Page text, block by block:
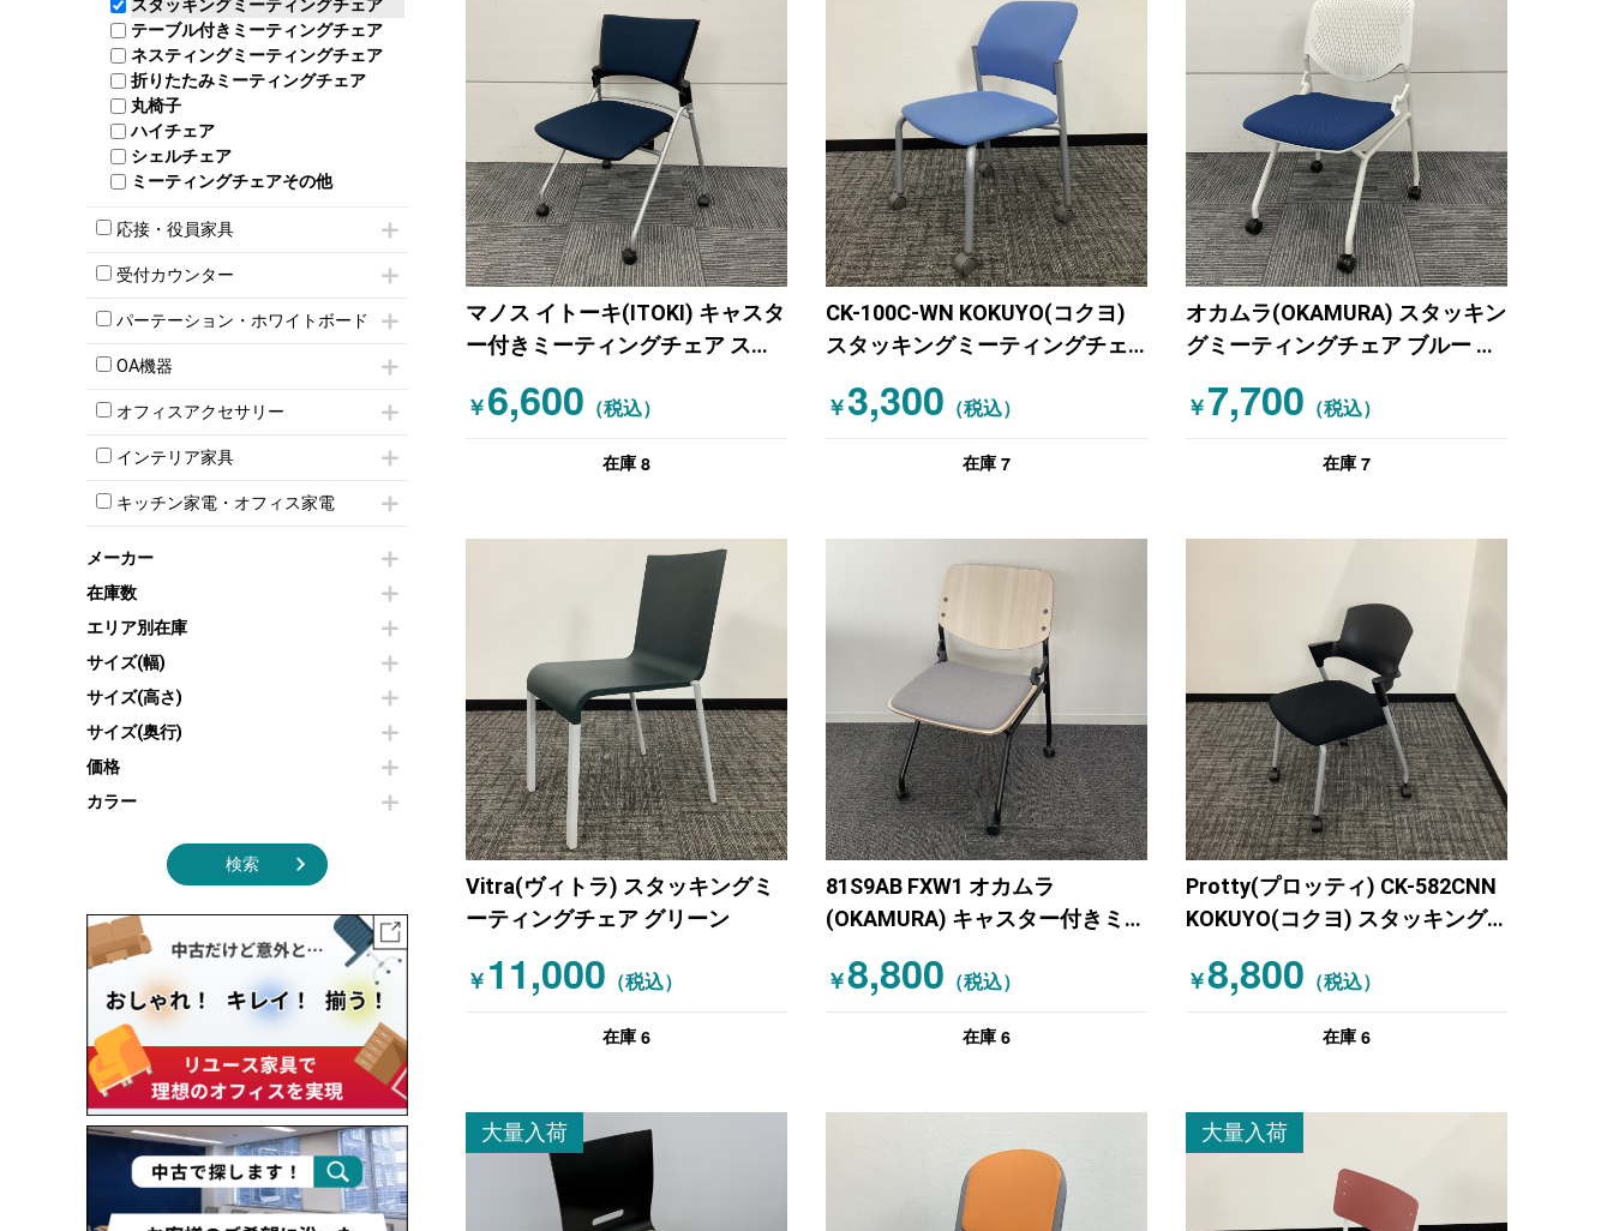
メタルラック
収納家具その他
オープン書庫
両開書庫
引き違い書庫
ラテラル書庫
6人用ロッカー
8人用ロッカー
パーソナルロッカー
多人数ロッカー
シリンダー錠ロッカー
ダイヤル錠ロッカー
ボタン錠ロッカー
ダイヤル錠ロッカー
シューズロッカー・下駄箱
ワードローブ・クローゼット
ロッカーその他
幕板付テーブル
カウンターテーブル
キャスター 付きテーブル
T字脚テーブル
大型会議テーブル
会議テーブルW1200～
会議テーブルW1500～
会議テーブルW1800～
平行スタックテーブル
ハイテーブル
会議テーブルその他
スタッキングミーティングチェア
テーブル付きミーティングチェア
ネスティングミーティングチェア
折りたたみミーティングチェア
丸椅子
ハイチェア
シェルチェア
ミーティングチェアその他
応接・役員家具
応接セット
応接ソファ
応接チェア
応接・役員家具その他
受付カウンター
ハイカウンター
ローカウンター
ラウンジカウンター
パーテーション・ホワイトボード
パーテーション
自立タイプパーテーション
パーテーションその他
壁掛けホワイトボード
ホワイトボードその他
OA機器
iPad
電話機（ビジネスフォン）
シュレッダー
スクリーン
プリンター・コピー機
オフィスアクセサリー
チェア用台車
演台・講演台・演説台
防音パネル
コートハンガー・ポールハンガー
傘立て
食器棚・キッチンキャビネット
オフィスアクセサリーその他
インテリア家具
モールドチェア
ダイニングチェア
カウンターテーブル
センターテーブル・サイドテーブル
カフェテーブル
ソファ
シェルフ
ダストボックス（ゴミ箱）
インテリア家具その他
キッチン家電・オフィス家電
冷蔵庫・洗濯機
空気清浄機・加湿器
電子レンジ
液晶テレビ・モニター類
エアコン
照明機器
季節家電
その他キッチン家電・オフィス家電
メーカー
在庫数
エリア別在庫
サイズ(幅)
サイズ(高さ)
サイズ(奥行)
価格
カラー
検索
マノス イトーキ(ITOKI) キャスタ
ー付きミーティングチェア スタ
ノス ネイビー
￥6,600 （税込）
在庫 8
CK-100C-WN KOKUYO(コクヨ)
スタッキングミーティングチェ
￥3,300 （税込）
在庫 7
オカムラ(OKAMURA) スタッキン
グミーティングチェア ブルー ホ
￥7,700 （税込）
在庫 7
Vitra(ヴィトラ) スタッキングミ
ーティングチェア グリーン
￥ 11,000 （税込）
在庫 6
81S9AB FXW1 オカムラ
(OKAMURA) キャスター付きミー
ーティングチェア グレー 木目
￥8,800 （税込）
在庫 6
Protty(プロッティ) CK-582CNN
KOKUYO(コクヨ) スタッキング
￥8,800 （税込）
在庫 6
大量入荷 大量入荷